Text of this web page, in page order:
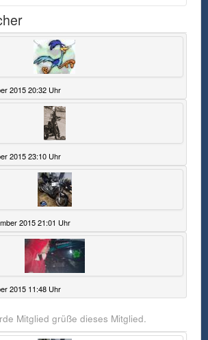
Verantwortlich für das Internetangebot
www.MotoFreak.de, sowie verantwortlicher
Redakteur und Admin(C):
Maik Purwin
Pinneberger Str. 95A
22880 Wedel
Mail:kontakt['a-t']motofreak.de
Haftungsausschluss
und Datenschutz
1. Inhalt des Onlineangebots
MotoFreak.de ist eine privat und unabhängig
betriebene Webseite. Alle Inhalte wurden mit
größtmöglicher Sorgfalt recherchiert und
zusammengestellt. Der Autor übernimmt dennoch
Vollständigkeit oder Qualität der bereitgestellten
Autor, welche sich auf Schäden materieller oder
ideeler Art beziehen, die durch die Nutzung
2015 20:32 Uhr
2015 23:10 Uhr
2015 21:01 Uhr
2015 11:48 Uhr
Mitglied grüße dieses Mitglied.